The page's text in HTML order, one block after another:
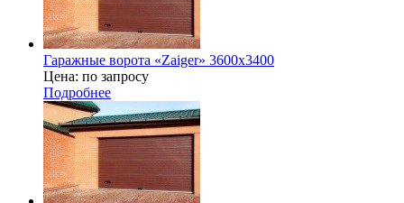
Гаражные ворота «Zaiger» 3600х3400
Цена: по запросу
Подробнее